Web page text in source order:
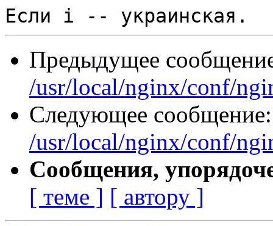
Предыдущее
/usr/local/nginx/conf/
Следующее
/usr/local/nginx/conf/
Сообщения,
[ теме ] [ автору ]